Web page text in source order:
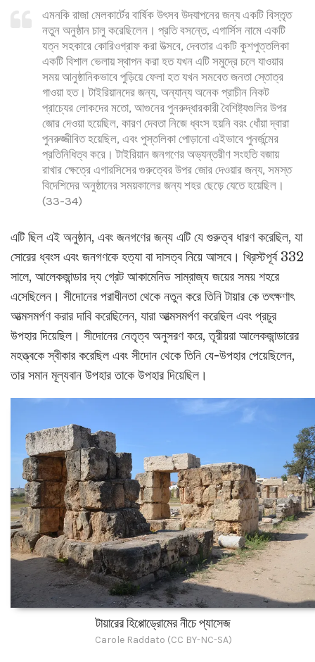
এমনকি রাজা মেলকার্টের বার্ষিক উৎসব উদযাপনের জন্য একটি বিস্তৃত
নতুন অনুষ্ঠান চালু করেছিলেন। প্রতি বসন্তে, এগার্সিস নামে একটি
যত্ন সহকারে কোরিওগ্রাফ করা উত্সবে, দেবতার একটি কুশপুত্তলিকা
একটি বিশাল ভেলায় স্থাপন করা হত যখন এটি সমুদ্রে চলে যাওয়ার
সময় আনুষ্ঠানিকভাবে পুড়িয়ে ফেলা হত যখন সমবেত জনতা স্তোত্র
গাওয়া হত। টাইরিয়ানদের জন্য, অন্যান্য অনেক প্রাচীন নিকট
প্রাচ্যের লোকদের মতো, আগুনের পুনরুদ্ধারকারী বৈশিষ্ট্যগুলির উপর
জোর দেওয়া হয়েছিল, কারণ দেবতা নিজে ধ্বংস হয়নি বরং ধোঁয়া দ্বারা
পুনরুজ্জীবিত হয়েছিল, এবং পুস্তলিকা পোড়ানো এইভাবে পুনর্জন্মের
প্রতিনিধিত্ব করে। টাইরিয়ান জনগণের অভ্যন্তরীণ সংহতি বজায়
রাখার ক্ষেত্রে এগারসিসের গুরুত্বের উপর জোর দেওয়ার জন্য, সমস্ত
বিদেশিদের অনুষ্ঠানের সময়কালের জন্য শহর ছেড়ে যেতে হয়েছিল।
(33-34)
এটি ছিল এই অনুষ্ঠান, এবং জনগণের জন্য এটি যে গুরুত্ব ধারণ করেছিল, যা
সোরের ধ্বংস এবং জনগণকে হত্যা বা দাসত্ব নিয়ে আসবে। খ্রিস্টপূর্ব 332
সালে, আলেকজান্ডার দ্য গ্রেট আকামেনিড সাম্রাজ্য জয়ের সময় শহরে
এসেছিলেন। সীদোনের পরাধীনতা থেকে নতুন করে তিনি টায়ার কে তৎক্ষণাৎ
আত্মসমর্পণ করার দাবি করেছিলেন, যারা আত্মসমর্পণ করেছিল এবং প্রচুর
উপহার দিয়েছিল। সীদোনের নেতৃত্ব অনুসরণ করে, তূরীয়রা আলেকজান্ডারের
মহত্ত্বকে স্বীকার করেছিল এবং সীদোন থেকে তিনি যে-উপহার পেয়েছিলেন,
তার সমান মূল্যবান উপহার তাকে উপহার দিয়েছিল।
টায়ারের হিপ্পোড্রোমের নীচে প্যাসেজ
Carole Raddato (CC BY-NC-SA)